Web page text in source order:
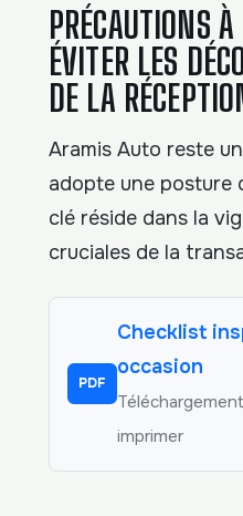
PRÉCAUTIONS
ÉVITER LES
DE LA
Aramis Auto reste
adopte une posture
clé réside dans la
cruciales de la
PDF
Checklist
occasion
imprimer